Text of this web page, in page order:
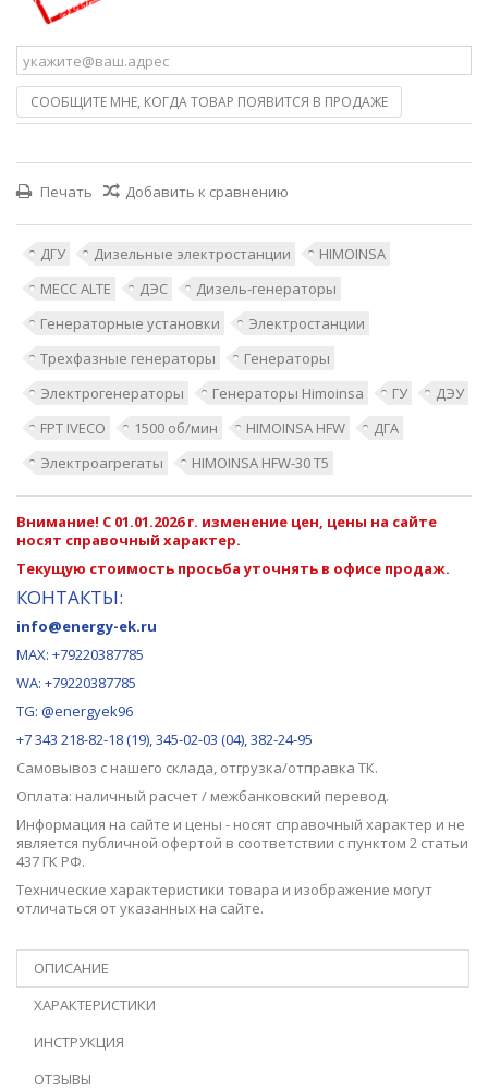
СООБЩИТЕ МНЕ, КОГДА ТОВАР ПОЯВИТСЯ В ПРОДАЖЕ
Печать Добавить к сравнению
ДГУ Дизельные электростанции
HIMOINSA
MECC ALTE
ДЭС
Дизель-генераторы
Генераторные установки
Электростанции
Трехфазные генераторы
Генераторы
Электрогенераторы
Генераторы Himoinsa ГУ
ДЭУ
FPT IVECO
1500 об/мин HIMOINSA HFW
ДГА
Электроагрегаты
HIMOINSA HFW-30 T5
Внимание! С 01.01.2026 г. изменение цен, цены на сайте
носят справочный характер.
Текущую стоимость просьба уточнять в офисе продаж.
КОНТАКТЫ:
info@energy-ek.ru
MAX: +79220387785
WA: +79220387785
TG: @energyek96
+7 343 218-82-18 (19), 345-02-03 (04), 382-24-95
Самовывоз с нашего склада, отгрузка/отправка ТК.
Оплата: наличный расчет / межбанковский перевод.
Информация на сайте и цены - носят справочный характер и не
является публичной офертой в соответствии с пунктом 2 статьи
437 ГК РФ.
Технические характеристики товара и изображение могут
отличаться от указанных на сайте.
ОПИСАНИЕ
ХАРАКТЕРИСТИКИ
ИНСТРУКЦИЯ
ОТЗЫВЫ